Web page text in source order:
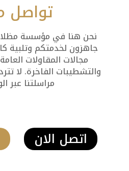
تواصل
نحن هنا في مؤسسة
جاهزون لخدمتكم وتلبية
مجالات المقاولات
والتشطيبات الفاخرة. لا
مراسلتنا عبر
اتصل الان